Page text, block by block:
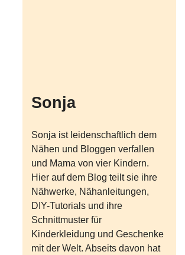
Sonja
Sonja ist leidenschaftlich dem
Nähen und Bloggen verfallen
und Mama von vier Kindern.
Hier auf dem Blog teilt sie ihre
Nähwerke, Nähanleitungen,
DIY-Tutorials und ihre
Schnittmuster für
Kinderkleidung und Geschenke
mit der Welt. Abseits davon hat